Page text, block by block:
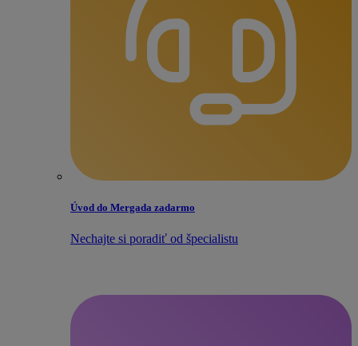
Úvod do Mergada zadarmo
Nechajte si poradiť od špecialistu